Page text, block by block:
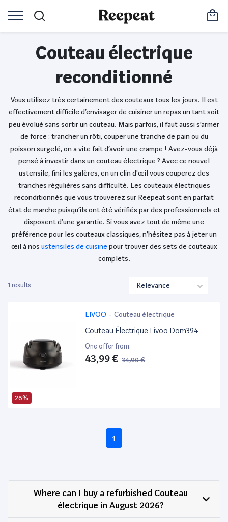
Couteau électrique
reconditionné
Vous utilisez très certainement des couteaux tous les jours. Il est
effectivement difficile d’envisager de cuisiner un repas un tant soit
peu évolué sans sortir un couteau. Mais parfois, il faut aussi s’armer
de force : trancher un rôti, couper une tranche de pain ou du
poisson surgelé, on a vite fait d’avoir une crampe ! Avez-vous déjà
pensé à investir dans un couteau électrique ? Avec ce nouvel
ustensile, fini les galères, en un clin d'œil vous couperez des
tranches régulières sans difficulté. Les couteaux électriques
reconditionnés que vous trouverez sur Reepeat sont en parfait
état de marche puisqu’ils ont été vérifiés par des professionnels et
disposent d’une garantie. Si vous avez tout de même une
préférence pour les couteaux classiques, n’hésitez pas à jeter un
œil à nos ustensiles de cuisine pour trouver des sets de couteaux
complets.
1 results
26%
LIVOO - Couteau électrique
Couteau Électrique Livoo Dom394
One offer from:
43,99 € 34,90 €
1
Where can I buy a refurbished Couteau
électrique in August 2026?